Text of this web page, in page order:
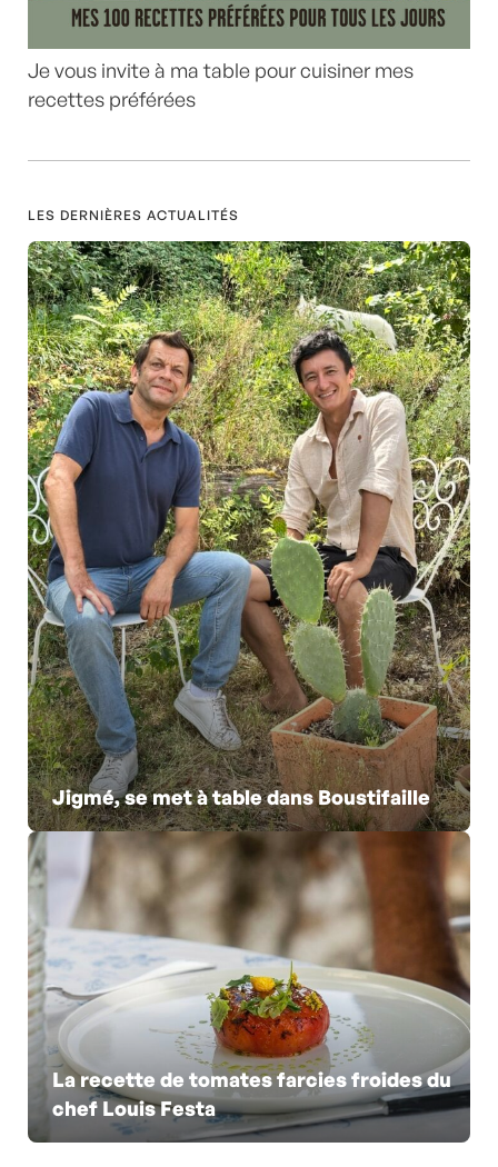
Je vous invite à ma table pour cuisiner mes
recettes préférées
LES DERNIÈRES ACTUALITÉS
Jigmé, se met à table dans Boustifaille
La recette de tomates farcies froides du
chef Louis Festa